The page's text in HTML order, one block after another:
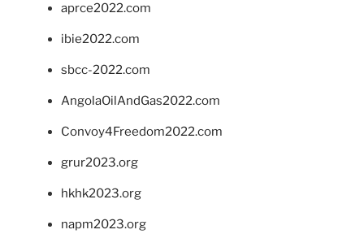
aprce2022.com
ibie2022.com
sbcc-2022.com
AngolaOilAndGas2022.com
Convoy4Freedom2022.com
grur2023.org
hkhk2023.org
napm2023.org